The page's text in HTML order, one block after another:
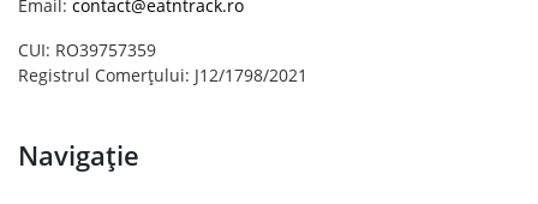
Email: contact@eatntrack.ro
CUI: RO39757359
Registrul Comerțului: J12/1798/2021
Navigație